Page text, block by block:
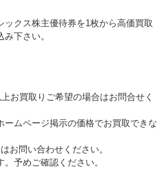
クス株主優待券を1枚から高価買取
下さい。
お買取りご希望の場合はお問合せく
ームページ掲示の価格でお買取できな
お問い合わせください。
予めご確認ください。